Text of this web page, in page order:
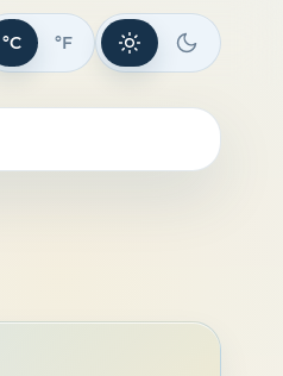
°C °F Светлая тема
Темная